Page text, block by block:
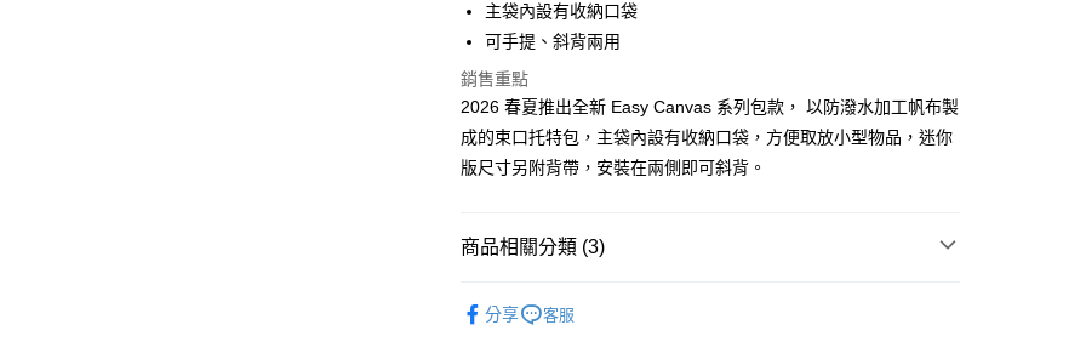
運送方式
免運費
付款後萊爾富取貨
免運費
免運費
免運費
主袋內設有收納口袋
可手提、斜背兩用
銷售重點
2026 春夏推出全新 Easy Canvas 系列包款， 以防潑水加工帆布製
成的束口托特包，主袋內設有收納口袋，方便取放小型物品，迷你
版尺寸另附背帶，安裝在兩側即可斜背。
商品相關分類 (3)
分享 客服